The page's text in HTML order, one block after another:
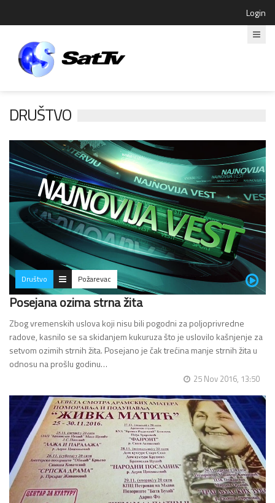
Login
DRUŠTVO
Društvo Požarevac
Posejana ozima strna žita
Zbog vremenskih uslova koji nisu bili pogodni za poljoprivredne
radove, kasnilo se sa skidanjem kukuruza što je uslovilo kašnjenje za
setvom ozimih strnih žita. Posejano je čak trećina manje strnih žita u
odnosu na prošlu godinu…
25 Nov 2016, 13:50